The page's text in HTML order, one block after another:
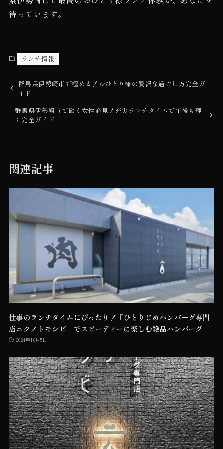
待っています。
ランチ情報
群馬県伊勢崎市で極める！おひとり様の贅沢な過ごし方完全ガ
イド
群馬県伊勢崎市で働く女性必見！充実ランチタイムで午後も輝
く完全ガイド
関連記事
仕事のランチタイムにぴったり！「ひとりじめハンバーグ専門
店ニクノトモシビ」でスピーディーに楽しむ絶品ハンバーグ
2024年10月5日